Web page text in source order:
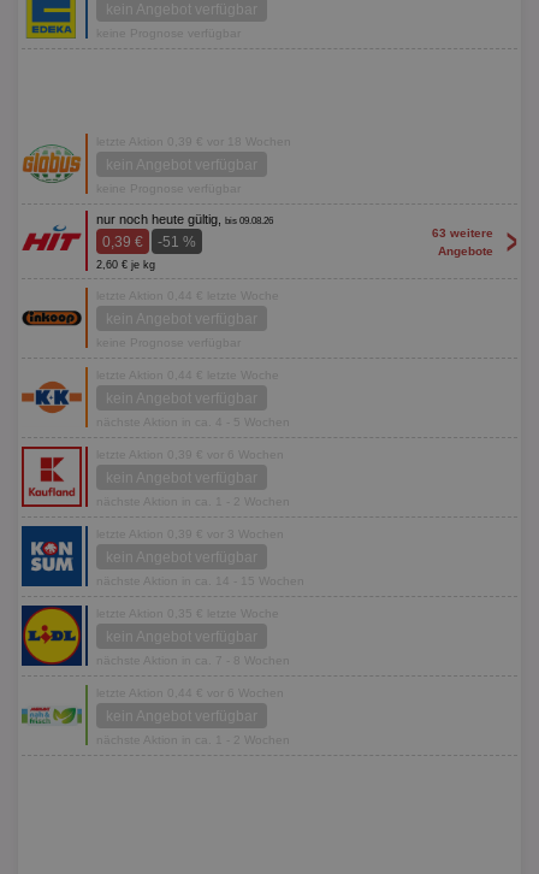
kein Angebot verfügbar
keine Prognose verfügbar
letzte Aktion 0,39 € vor 18 Wochen
kein Angebot verfügbar
keine Prognose verfügbar
nur noch heute gültig, bis 09.08.26
0,39 € -51 %
2,60 € je kg
63 weitere
Angebote
>
letzte Aktion 0,44 € letzte Woche
kein Angebot verfügbar
keine Prognose verfügbar
letzte Aktion 0,44 € letzte Woche
kein Angebot verfügbar
nächste Aktion in ca. 4 - 5 Wochen
letzte Aktion 0,39 € vor 6 Wochen
kein Angebot verfügbar
nächste Aktion in ca. 1 - 2 Wochen
letzte Aktion 0,39 € vor 3 Wochen
kein Angebot verfügbar
nächste Aktion in ca. 14 - 15 Wochen
letzte Aktion 0,35 € letzte Woche
kein Angebot verfügbar
nächste Aktion in ca. 7 - 8 Wochen
letzte Aktion 0,44 € vor 6 Wochen
kein Angebot verfügbar
nächste Aktion in ca. 1 - 2 Wochen